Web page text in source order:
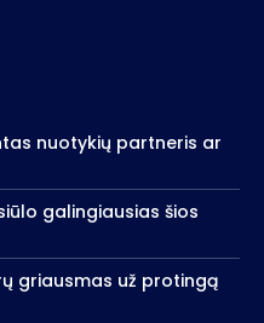
nuotykių partneris ar
galingiausias šios
griausmas už protingą